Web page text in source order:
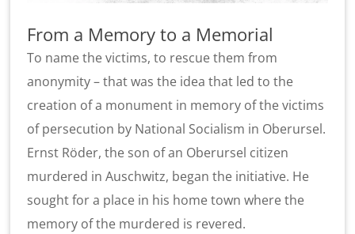
From a Memory to a Memorial
To name the victims, to rescue them from
anonymity – that was the idea that led to the
creation of a monument in memory of the victims
of persecution by National Socialism in Oberursel.
Ernst Röder, the son of an Oberursel citizen
murdered in Auschwitz, began the initiative. He
sought for a place in his home town where the
memory of the murdered is revered.